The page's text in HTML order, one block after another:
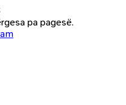
pa pagesë.